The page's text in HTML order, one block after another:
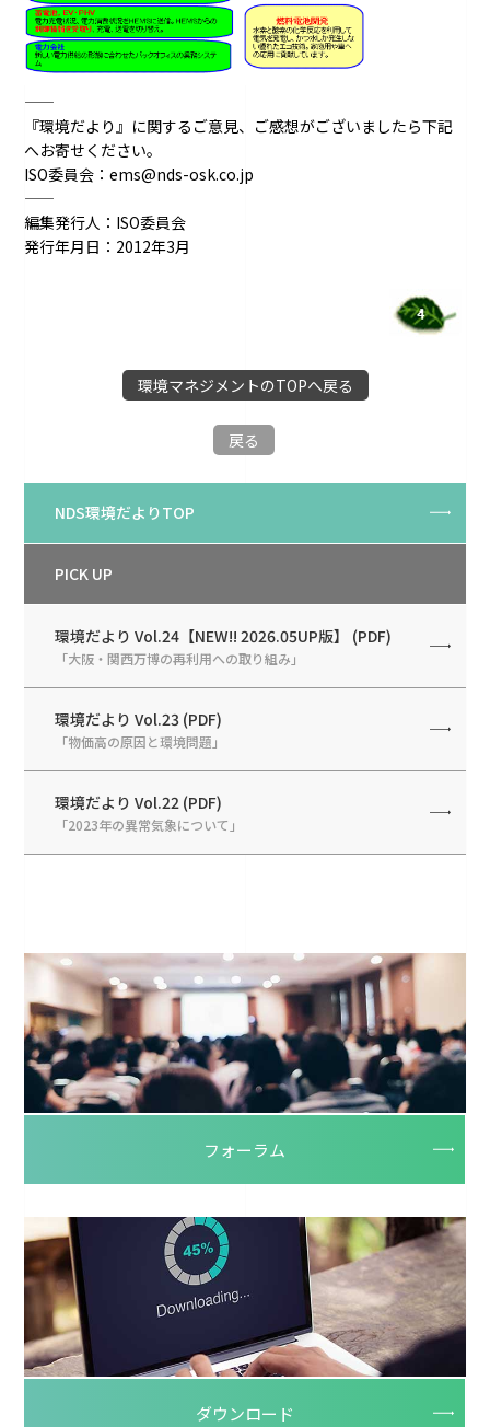
――――――――――――――――――――――――――――――――
『環境だより』に関するご意見、ご感想がございましたら下記
へお寄せください。
ISO委員会：ems@nds-osk.co.jp
――――――――――――――――――――――――――――――――
編集発行人：ISO委員会
発行年月日：2012年3月
環境マネジメントのTOPへ戻る
戻る
NDS環境だよりTOP
PICK UP
環境だより Vol.24【NEW!! 2026.05UP版】 (PDF)
「大阪・関西万博の再利用への取り組み」
環境だより Vol.23 (PDF)
「物価高の原因と環境問題」
環境だより Vol.22 (PDF)
「2023年の異常気象について」
フォーラム
ダウンロード